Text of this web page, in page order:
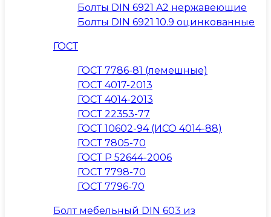
Болты DIN 6921 A2 нержавеющие
Болты DIN 6921 10.9 оцинкованные
ГОСТ
ГОСТ 7786-81 (лемешные)
ГОСТ 4017-2013
ГОСТ 4014-2013
ГОСТ 22353-77
ГОСТ 10602-94 (ИСО 4014-88)
ГОСТ 7805-70
ГОСТ Р 52644-2006
ГОСТ 7798-70
ГОСТ 7796-70
Болт мебельный DIN 603 из